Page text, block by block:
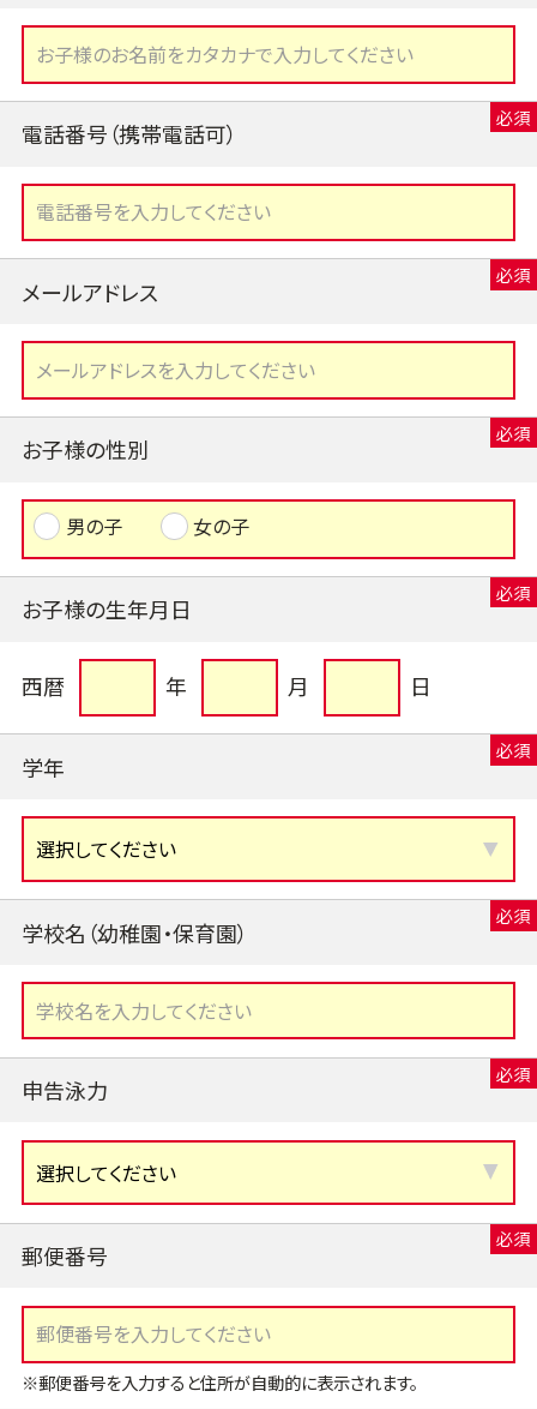
電話番号（携帯電話可）
メールアドレス
お子様の性別
男の子 女の子
お子様の生年月日
西暦 年 月 日
学年
学校名（幼稚園・保育園）
申告泳力
郵便番号
※郵便番号を入力すると住所が自動的に表示されます。